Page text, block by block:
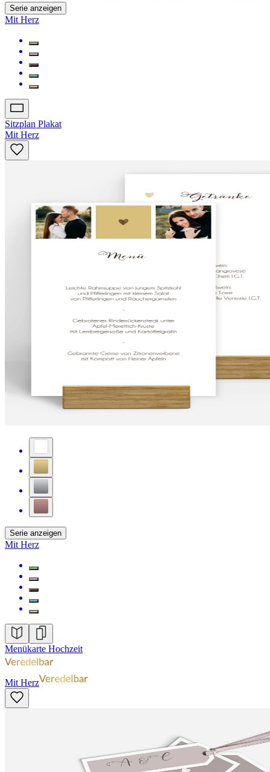
Serie anzeigen
Mit Herz
Sitzplan Plakat
Mit Herz
Serie anzeigen
Mit Herz
Menükarte Hochzeit
Mit Herz